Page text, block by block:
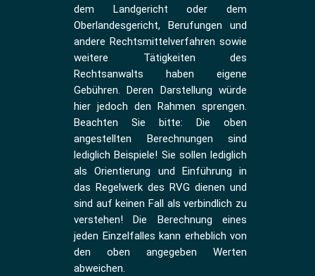
dem Landgericht oder dem
Oberlandesgericht, Berufungen und
andere Rechtsmittelverfahren sowie
weitere Tätigkeiten des
Rechtsanwalts haben eigene
Gebühren. Deren Darstellung würde
hier jedoch den Rahmen sprengen.
Beachten Sie bitte: Die oben
angestellten Berechnungen sind
lediglich Beispiele! Sie sollen lediglich
als Orientierung und Einführung in
das Regelwerk des RVG dienen und
sind auf keinen Fall als verbindlich zu
verstehen! Die Berechnung eines
jeden Einzelfalles kann erheblich von
den oben angegeben Werten
abweichen.